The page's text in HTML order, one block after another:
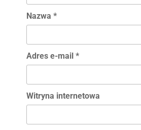
Nazwa *
Adres e-mail *
Witryna internetowa